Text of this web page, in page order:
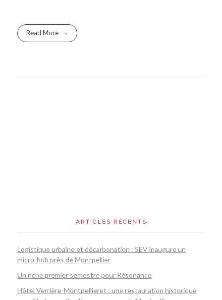
Read More
ARTICLES RÉCENTS
Logistique urbaine et décarbonation : SEV inaugure un
micro-hub près de Montpellier
Un riche premier semestre pour Résonance
Hôtel Verrière-Montpellieret : une restauration historique